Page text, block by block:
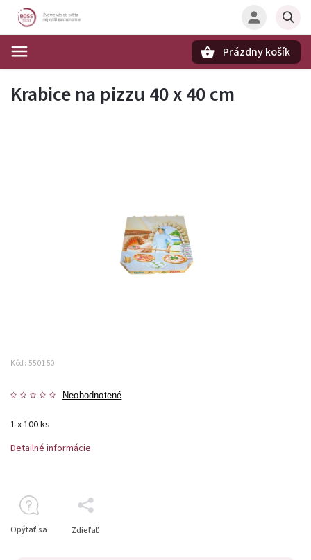
Prázdny košík
Krabice na pizzu 40 x 40 cm
Kód: 550150
Neohodnotené
1 x 100 ks
Detailné informácie
Opýtať sa Zdieľať